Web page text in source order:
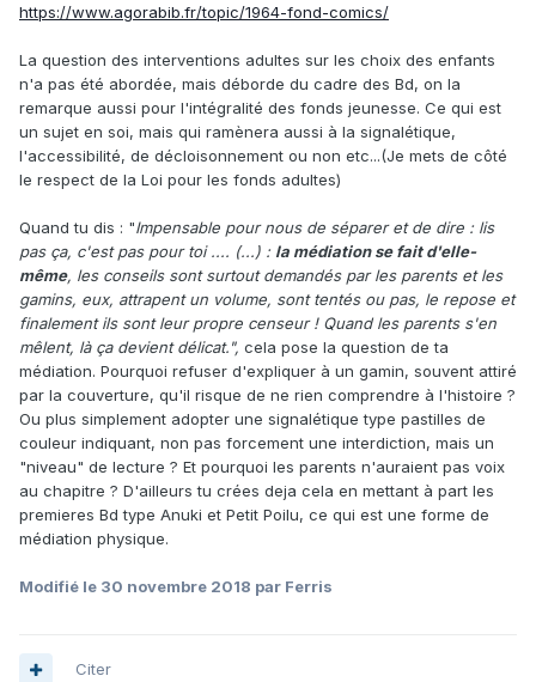
https://www.agorabib.fr/topic/1964-fond-comics/
La question des interventions adultes sur les choix des enfants
n'a pas été abordée, mais déborde du cadre des Bd, on la
remarque aussi pour l'intégralité des fonds jeunesse. Ce qui est
un sujet en soi, mais qui ramènera aussi à la signalétique,
l'accessibilité, de décloisonnement ou non etc...(Je mets de côté
le respect de la Loi pour les fonds adultes)
Quand tu dis : "Impensable pour nous de séparer et de dire : lis
pas ça, c'est pas pour toi .... (...) : la médiation se fait d'elle-
même, les conseils sont surtout demandés par les parents et les
gamins, eux, attrapent un volume, sont tentés ou pas, le repose et
finalement ils sont leur propre censeur ! Quand les parents s'en
mêlent, là ça devient délicat. ", cela pose la question de ta
médiation. Pourquoi refuser d'expliquer à un gamin, souvent attiré
par la couverture, qu'il risque de ne rien comprendre à l'histoire ?
Ou plus simplement adopter une signalétique type pastilles de
couleur indiquant, non pas forcement une interdiction, mais un
"niveau" de lecture ? Et pourquoi les parents n'auraient pas voix
au chapitre ? D'ailleurs tu crées deja cela en mettant à part les
premieres Bd type Anuki et Petit Poilu, ce qui est une forme de
médiation physique.
Modifié le 30 novembre 2018 par Ferris
Citer